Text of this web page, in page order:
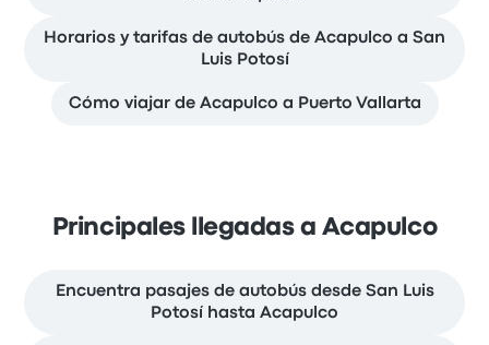
Horarios y tarifas de autobús de Acapulco a San
Luis Potosí
Cómo viajar de Acapulco a Puerto Vallarta
Principales llegadas a Acapulco
Encuentra pasajes de autobús desde San Luis
Potosí hasta Acapulco